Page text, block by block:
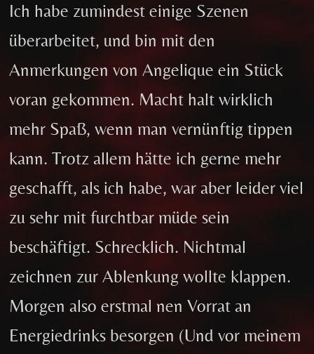
Ich habe zumindest einige Szenen
überarbeitet, und bin mit den
Anmerkungen von Angelique ein Stück
voran gekommen. Macht halt wirklich
mehr Spaß, wenn man vernünftig tippen
kann. Trotz allem hätte ich gerne mehr
geschafft, als ich habe, war aber leider viel
zu sehr mit furchtbar müde sein
beschäftigt. Schrecklich. Nichtmal
zeichnen zur Ablenkung wollte klappen.
Morgen also erstmal nen Vorrat an
Energiedrinks besorgen (Und vor meinem